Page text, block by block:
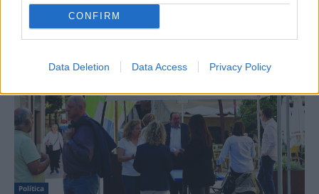
CONFIRM
Data Deletion Data Access Privacy Policy
posa sota sospita “dinàmiques habituals” al
territori
Política